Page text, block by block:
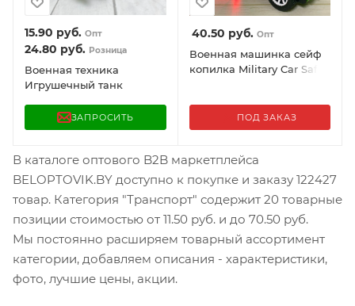
15.90 руб. Опт
24.80 руб. Розница
Военная техника
Игрушечный танк
ЗАПРОСИТЬ
40.50 руб. Опт
Военная машинка сейф
копилка Military Car Safe
ПОД ЗАКАЗ
В каталоге оптового B2B маркетплейса
BELOPTOVIK.BY доступно к покупке и заказу 122427
товар. Категория "Транспорт" содержит 20 товарные
позиции стоимостью от 11.50 руб. и до 70.50 руб.
Мы постоянно расширяем товарный ассортимент
категории, добавляем описания - характеристики,
фото, лучшие цены, акции.